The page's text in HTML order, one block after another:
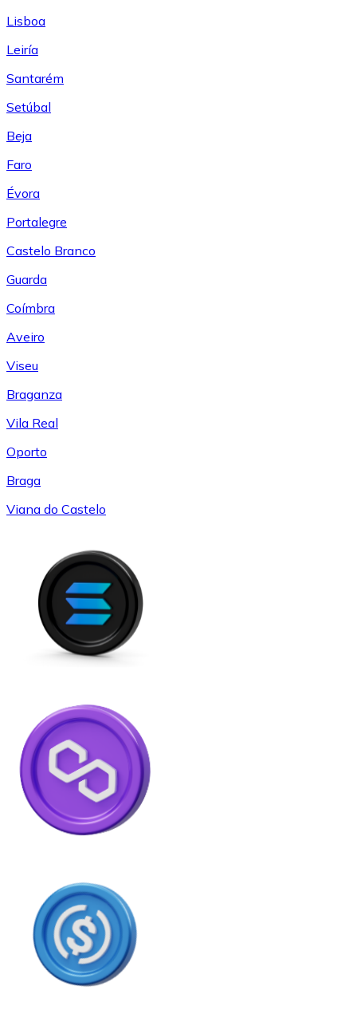
Lisboa
Leiría
Santarém
Setúbal
Beja
Faro
Évora
Portalegre
Castelo Branco
Guarda
Coímbra
Aveiro
Viseu
Braganza
Vila Real
Oporto
Braga
Viana do Castelo